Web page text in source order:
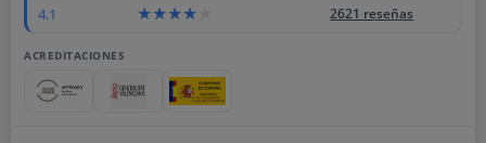
4.1 2621 reseñas
ACREDITACIONES